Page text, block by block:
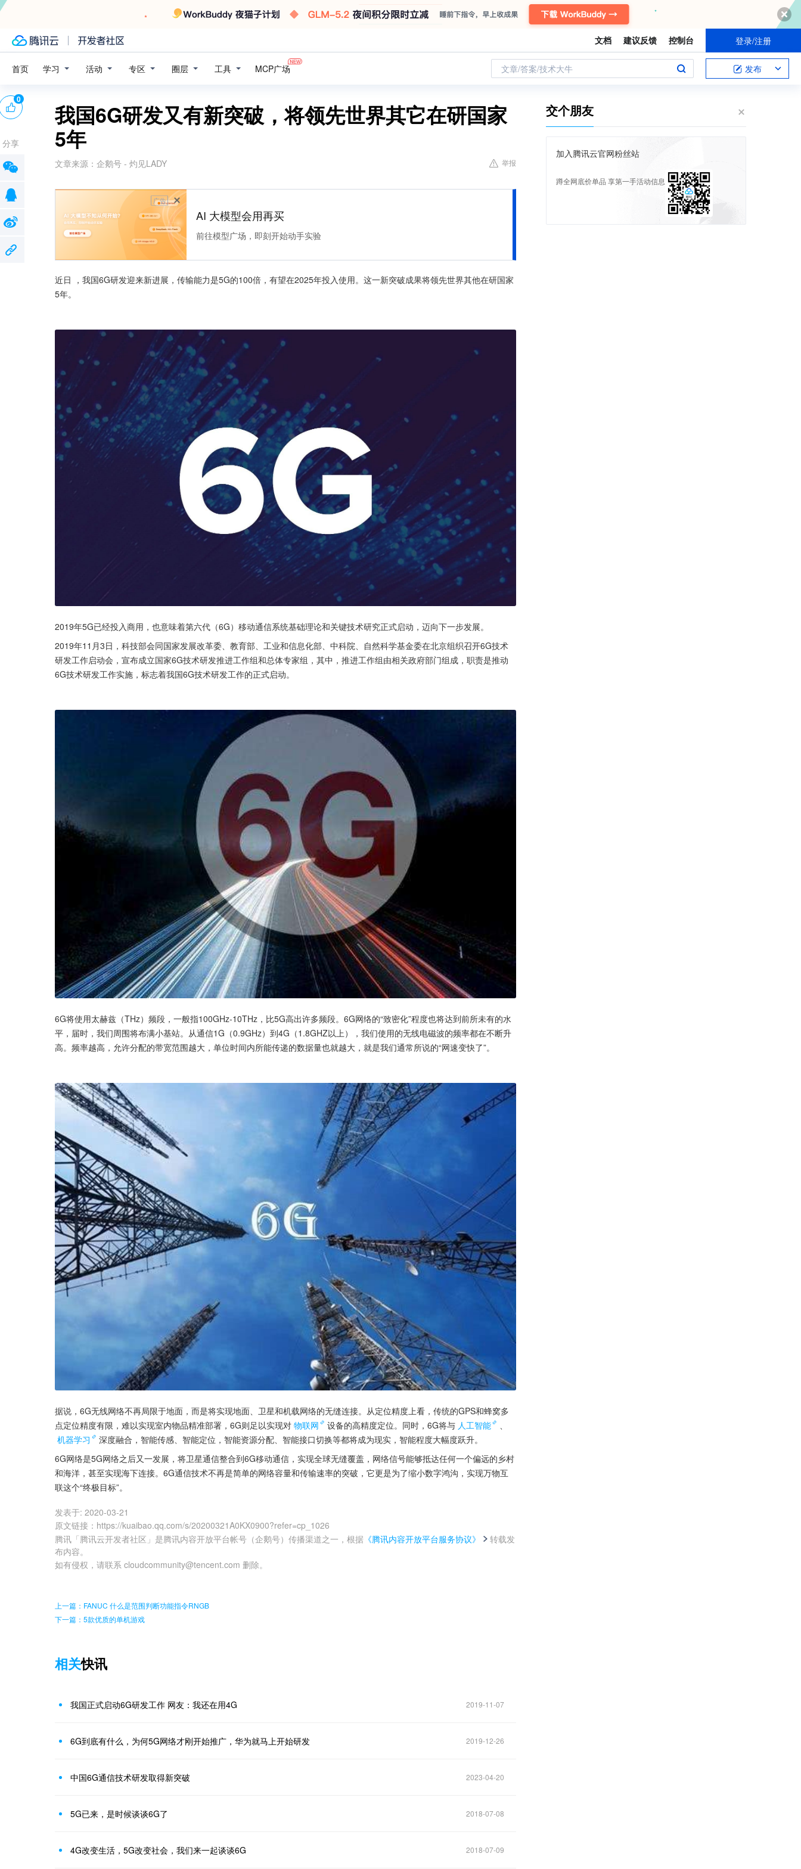
文档 建议反馈 控制台 登录/注册
首页 学习 活动 专区 圈层 工具 MCP广场 文章/答案/技术大牛 发布
我国6G研发又有新突破，将领先世界其它在研国家
5年
文章来源： 企鹅号 - 灼见LADY 举报
广告
AI 大模型会用再买
前往模型广场，即刻开始动手实验
近日 ，我国6G研发迎来新进展，传输能力是5G的100倍，有望在2025年投入使用。这一新突破成果将领先世界其他在研国家
5年。
2019年5G已经投入商用，也意味着第六代（6G）移动通信系统基础理论和关键技术研究正式启动，迈向下一步发展。
2019年11月3日，科技部会同国家发展改革委、教育部、工业和信息化部、中科院、自然科学基金委在北京组织召开6G技术
研发工作启动会，宣布成立国家6G技术研发推进工作组和总体专家组，其中，推进工作组由相关政府部门组成，职责是推动
6G技术研发工作实施，标志着我国6G技术研发工作的正式启动。
6G将使用太赫兹（THz）频段，一般指100GHz-10THz，比5G高出许多频段。6G网络的“致密化”程度也将达到前所未有的水
平，届时，我们周围将布满小基站。从通信1G（0.9GHz）到4G（1.8GHZ以上），我们使用的无线电磁波的频率都在不断升
高。频率越高，允许分配的带宽范围越大，单位时间内所能传递的数据量也就越大，就是我们通常所说的“网速变快了”。
据说，6G无线网络不再局限于地面，而是将实现地面、卫星和机载网络的无缝连接。从定位精度上看，传统的GPS和蜂窝多
点定位精度有限，难以实现室内物品精准部署，6G则足以实现对 物联网 设备的高精度定位。同时，6G将与 人工智能
、
机器学习
深度融合，智能传感、智能定位，智能资源分配、智能接口切换等都将成为现实，智能程度大幅度跃升。
6G网络是5G网络之后又一发展，将卫星通信整合到6G移动通信，实现全球无缝覆盖，网络信号能够抵达任何一个偏远的乡村
和海洋，甚至实现海下连接。6G通信技术不再是简单的网络容量和传输速率的突破，它更是为了缩小数字鸿沟，实现万物互
联这个“终极目标”。
发表于: 2020-03-21
原文链接 ： https://kuaibao.qq.com/s/20200321A0KX0900?refer=cp_1026
腾讯「腾讯云开发者社区」是腾讯内容开放平台帐号（企鹅号）传播渠道之一，根据 《腾讯内容开放平台服务协议》
转载发
布内容。
如有侵权，请联系 cloudcommunity@tencent.com 删除。
0
分享
上一篇：FANUC 什么是范围判断功能指令RNGB
下一篇：5款优质的单机游戏
相关快讯
我国正式启动6G研发工作 网友：我还在用4G 2019-11-07
6G到底有什么，为何5G网络才刚开始推广，华为就马上开始研发 2019-12-26
中国6G通信技术研发取得新突破 2023-04-20
5G已来，是时候谈谈6G了 2018-07-08
4G改变生活，5G改变社会，我们来一起谈谈6G 2018-07-09
交个朋友
加入腾讯云官网粉丝站
蹲全网底价单品 享第一手活动信息